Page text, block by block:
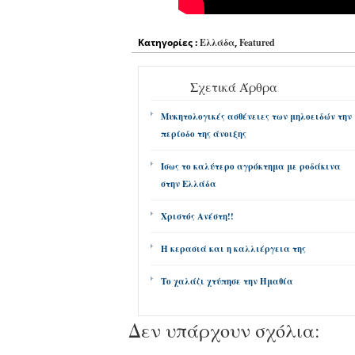
Κατηγορίες :Ελλάδα,Featured
Σχετικά Άρθρα
Μυκητολογικές ασθένειες των μηλοειδών την
περίοδο της άνοιξης
Ίσως το καλύτερο αγρόκτημα με ροδάκινα
στην Ελλάδα
Χριστός Ανέστη!!
Η κερασιά και η καλλιέργεια της
Το χαλάζι χτύπησε την Ημαθία
Δεν υπάρχουν σχόλια: